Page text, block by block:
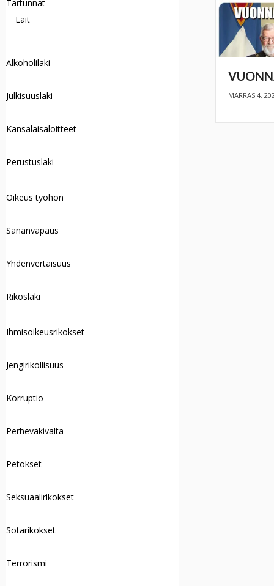
MARRAS 4,
Tartunnat
Lait
Alkoholilaki
Julkisuuslaki
Kansalaisaloitteet
Perustuslaki
Oikeus työhön
Sananvapaus
Yhdenvertaisuus
Rikoslaki
Ihmisoikeusrikokset
Jengirikollisuus
Korruptio
Perheväkivalta
Petokset
Seksuaalirikokset
Sotarikokset
Terrorismi